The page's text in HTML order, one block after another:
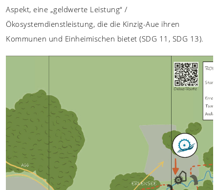
Aspekt, eine „geldwerte Leistung“ /
Ökosystemdienstleistung, die die Kinzig-Aue ihren
Kommunen und Einheimischen bietet (SDG 11, SDG 13).